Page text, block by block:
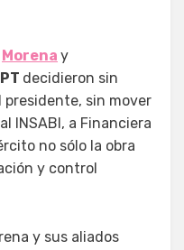
Morena y
PT decidieron sin
presidente, sin mover
al INSABI, a Financiera
no sólo la obra
y control
y sus aliados